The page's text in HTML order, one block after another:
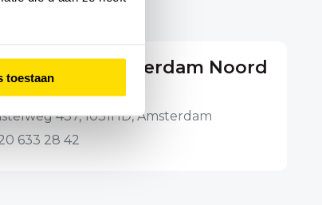
toestaan
Amsterdam Noord
437, 1031HD, Amsterdam
633 28 42